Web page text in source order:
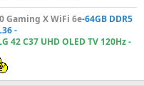
Gaming X WiFi 6e-64GB DDR5
-
42 C37 UHD OLED TV 120Hz -